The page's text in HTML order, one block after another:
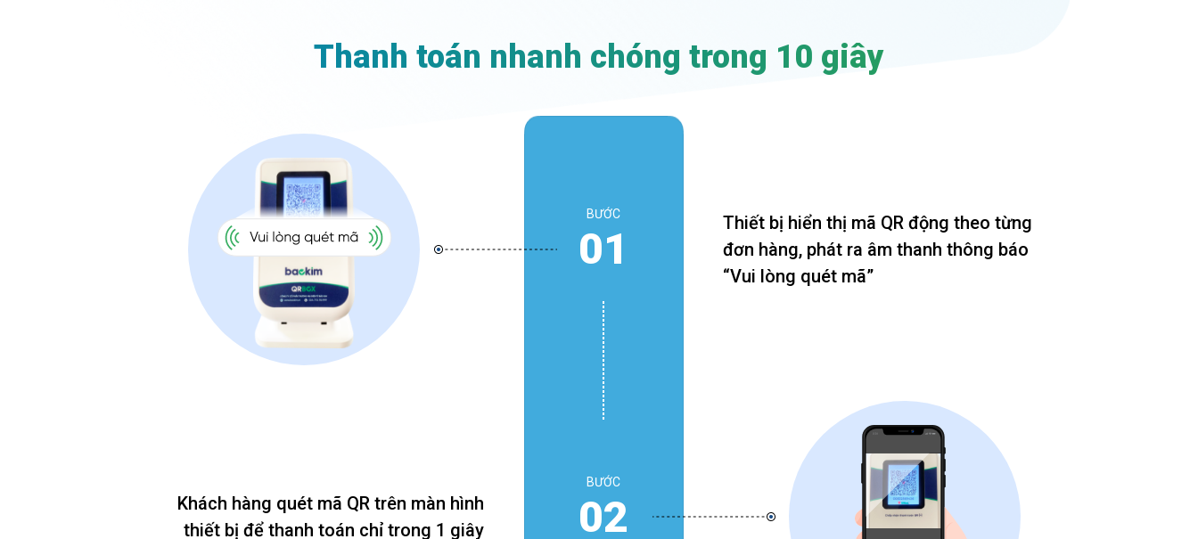
Thanh toán nhanh chóng trong 10 giây
Thiết bị hiển thị mã QR động theo từng
đơn hàng, phát ra âm thanh thông báo
“Vui lòng quét mã”
Khách hàng quét mã QR trên màn hình
thiết bị để thanh toán chỉ trong 1 giây
BƯỚC
01
BƯỚC
02